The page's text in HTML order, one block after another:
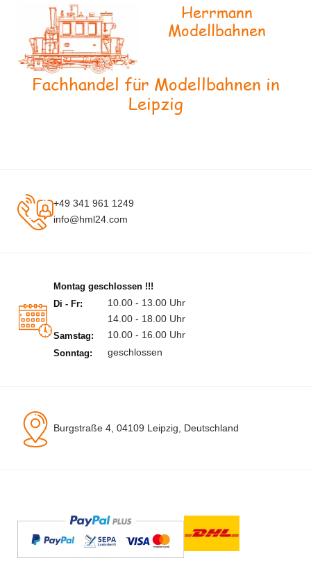
Herrmann
Modellbahnen
Fachhandel für Modellbahnen in
Leipzig
+49 341 961 1249
info@hml24.com
Montag geschlossen !!!
Di - Fr:
10.00 - 13.00 Uhr
14.00 - 18.00 Uhr
Samstag: 10.00 - 16.00 Uhr
Sonntag: geschlossen
Burgstraße 4, 04109 Leipzig, Deutschland